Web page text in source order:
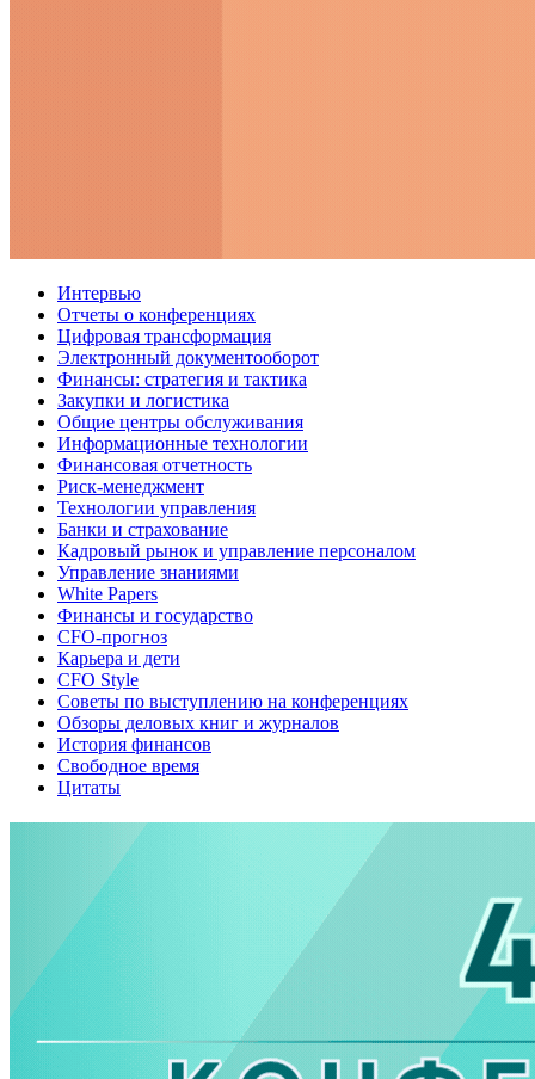
Интервью
Отчеты о конференциях
Цифровая трансформация
Электронный документооборот
Финансы: стратегия и тактика
Закупки и логистика
Общие центры обслуживания
Информационные технологии
Финансовая отчетность
Риск-менеджмент
Технологии управления
Банки и страхование
Кадровый рынок и управление персоналом
Управление знаниями
White Papers
Финансы и государство
CFO-прогноз
Карьера и дети
CFO Style
Советы по выступлению на конференциях
Обзоры деловых книг и журналов
История финансов
Свободное время
Цитаты